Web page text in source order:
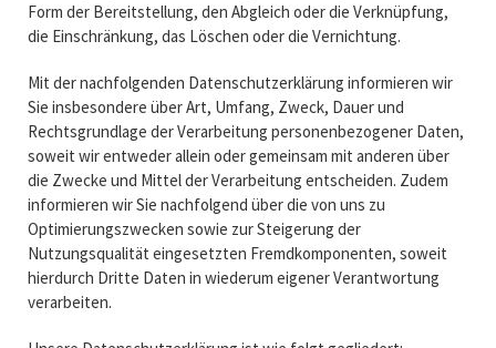
Form der Bereitstellung, den Abgleich oder die Verknüpfung,
die Einschränkung, das Löschen oder die Vernichtung.
Mit der nachfolgenden Datenschutzerklärung informieren wir
Sie insbesondere über Art, Umfang, Zweck, Dauer und
Rechtsgrundlage der Verarbeitung personenbezogener Daten,
soweit wir entweder allein oder gemeinsam mit anderen über
die Zwecke und Mittel der Verarbeitung entscheiden. Zudem
informieren wir Sie nachfolgend über die von uns zu
Optimierungszwecken sowie zur Steigerung der
Nutzungsqualität eingesetzten Fremdkomponenten, soweit
hierdurch Dritte Daten in wiederum eigener Verantwortung
verarbeiten.